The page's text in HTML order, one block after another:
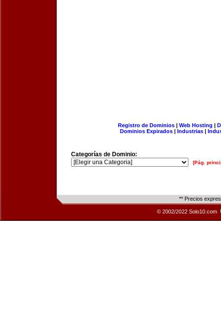
Registro de Dominios| Web Hosting |
Dominios Expirados | Industrias |
Categorías de Dominio:
[Pág.
** Precios
© 2002/2022 Solo10.com